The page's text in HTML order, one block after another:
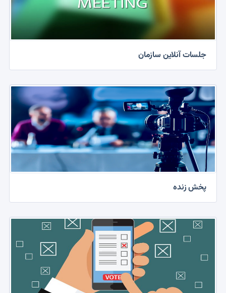
1400/02/07 | 12:13
جلسات آنلاین سازمان
پخش زنده